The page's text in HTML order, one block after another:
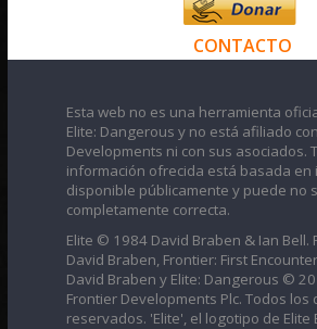
CONTACTO
Esta web no es una herramienta
Elite: Dangerous y no está afiliado
Developments ni con sus asociados.
información ofrecida está basada en
disponible públicamente y puede no
completamente correcta.
Elite © 1984 David Braben & Ian
David Braben, Frontier: First
David Braben y Elite: Dangerous ©
Frontier Developments Plc. Todos los
reservados. 'Elite', el logotipo de Elite